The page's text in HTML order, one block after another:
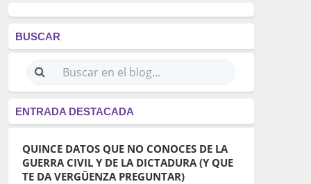
BUSCAR
ENTRADA DESTACADA
QUINCE DATOS QUE NO CONOCES DE LA
GUERRA CIVIL Y DE LA DICTADURA (Y QUE
TE DA VERGÜENZA PREGUNTAR)